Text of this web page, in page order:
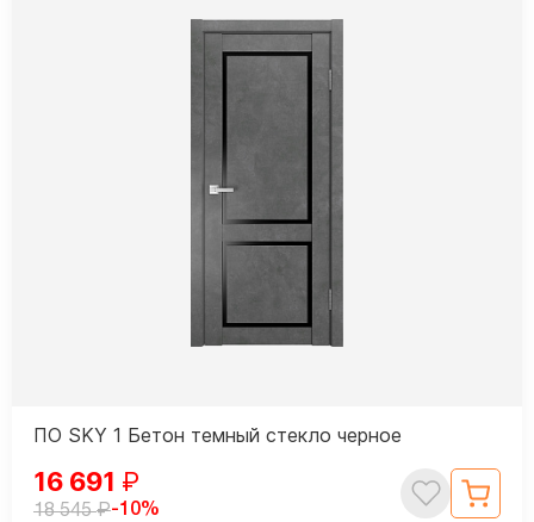
ПО SKY 1 Бетон темный стекло черное
16 691 ₽
18 545₽-10%